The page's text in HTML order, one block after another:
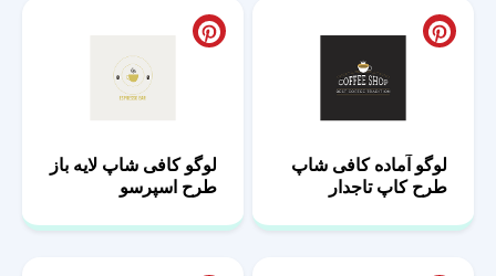
لوگو آماده کافی شاپ
طرح کاپ تاجدار
لوگو کافی شاپ لایه باز
طرح اسپرسو